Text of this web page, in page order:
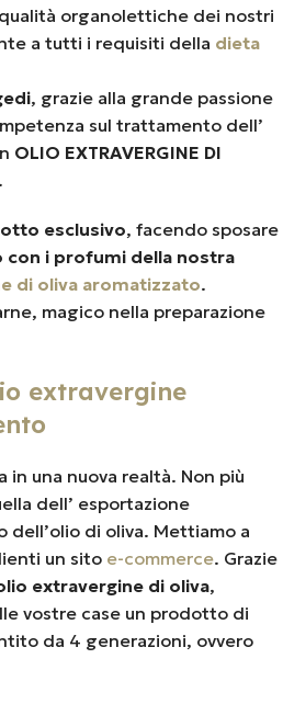
organolettiche dei nostri
a tutti i requisiti della dieta
, grazie alla grande passione
sul trattamento dell’
OLIO EXTRAVERGINE DI
esclusivo, facendo sposare
con i profumi della nostra
di oliva aromatizzato.
magico nella preparazione
extravergine
in una nuova realtà. Non più
dell’ esportazione
dell’olio di oliva. Mettiamo a
un sito e-commerce. Grazie
extravergine di oliva,
vostre case un prodotto di
da 4 generazioni, ovvero